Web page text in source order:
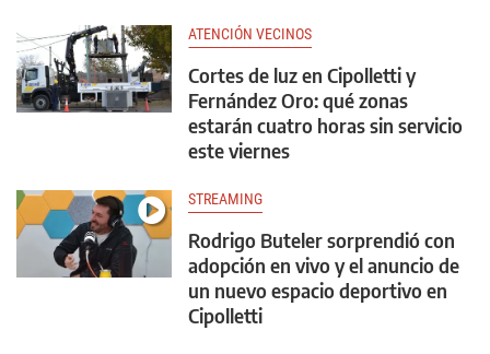
ATENCIÓN VECINOS
Cortes de luz en Cipolletti y
Fernández Oro: qué zonas
estarán cuatro horas sin servicio
este viernes
STREAMING
Rodrigo Buteler sorprendió con
adopción en vivo y el anuncio de
un nuevo espacio deportivo en
Cipolletti